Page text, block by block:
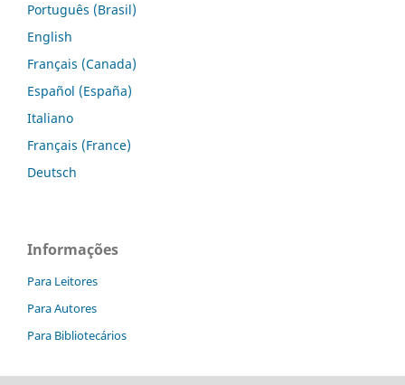
Português (Brasil)
English
Français (Canada)
Español (España)
Italiano
Français (France)
Deutsch
Informações
Para Leitores
Para Autores
Para Bibliotecários